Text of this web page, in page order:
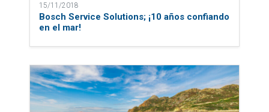
15/11/2018
Bosch Service Solutions; ¡10 años confiando
en el mar!